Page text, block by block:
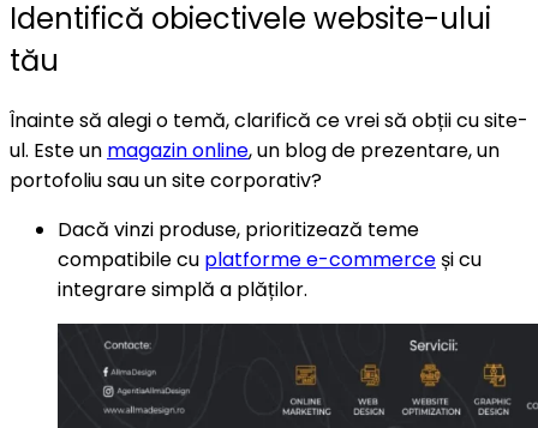
Identifică obiectivele website-ului
tău
Înainte să alegi o temă, clarifică ce vrei să obții cu site-
ul. Este un magazin online, un blog de prezentare, un
portofoliu sau un site corporativ?
Dacă vinzi produse, prioritizează teme
compatibile cu platforme e-commerceși cu
integrare simplă a plăților.